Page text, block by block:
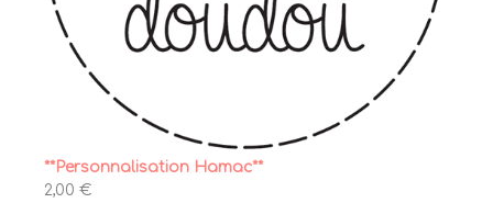
**Personnalisation Hamac**
2,00 €